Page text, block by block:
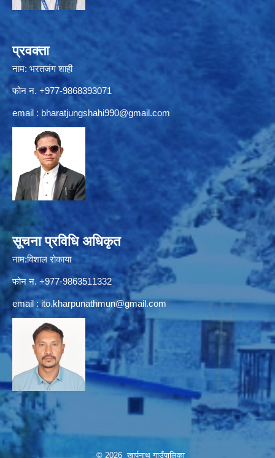
प्रवक्ता
नाम: भरतजंग शाही
फोन न. +977-9868393071
email : bharatjungshahi990@gmail.com
सूचना प्रविधि अधिकृत
नाम:विशाल रोकाया
फोन न. +977-9863511332
email : ito.kharpunathmun@gmail.com
© 2026 खार्पूनाथ गाउँपालिका